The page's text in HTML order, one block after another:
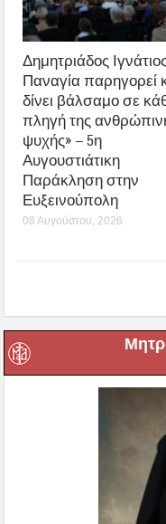
Δημητριάδος
Παναγία παρηγορεί
δίνει βάλσαμο σε
πληγή της
ψυχής» – 5η
Αυγουστιάτικη
Παράκληση στην
Ευξεινούπολη
08 Αυγούστου, 2026